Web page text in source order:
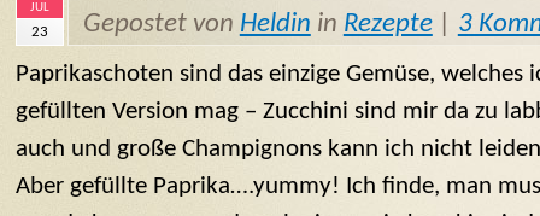
JUL
23 Gepostet von Heldin in Rezepte| 3
Paprikaschoten sind das einzige Gemüse,
gefüllten Version mag – Zucchini sind mir da zu
auch und große Champignons kann ich nicht
Aber gefüllte Paprika….yummy! Ich finde, man